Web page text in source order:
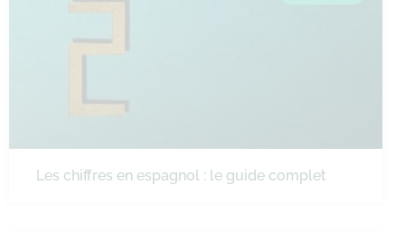
Les chiffres en espagnol : le guide complet